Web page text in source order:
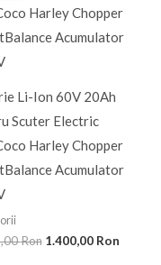
Li-Ion 60V 20Ah
Scuter Electric
Harley Chopper
Acumulator
Ron
1.599,00 Ron.
1.400,00 Ron